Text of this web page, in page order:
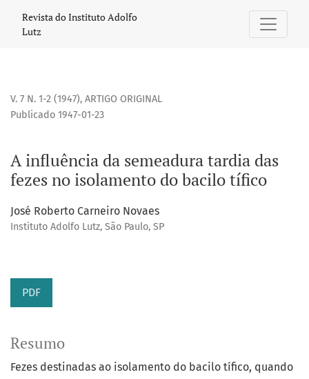
A influência da semeadura tardia das fezes no isolamento
Revista do Instituto Adolfo
Lutz
V. 7 N. 1-2 (1947), ARTIGO ORIGINAL
A influência da semeadura tardia das
fezes no isolamento do bacilo tífico
Publicado 1947-01-23
José Roberto Carneiro Novaes
Instituto Adolfo Lutz, São Paulo, SP
PDF
Resumo
Fezes destinadas ao isolamento do bacilo tífico, quando